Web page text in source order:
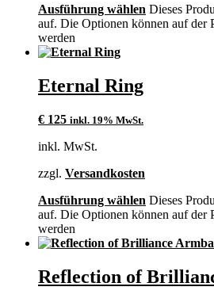
Ausführung wählen Dieses
auf. Die Optionen können auf der
werden
Eternal Ring
€ 125 inkl. 19% MwSt.
inkl. MwSt.
zzgl. Versandkosten
Ausführung wählen Dieses
auf. Die Optionen können auf der
werden
Reflection of